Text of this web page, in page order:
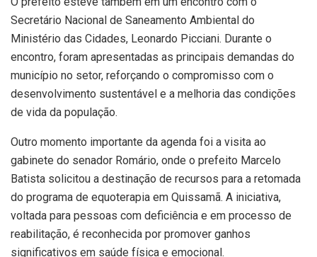
Secretário Nacional de Saneamento Ambiental do
Ministério das Cidades, Leonardo Picciani. Durante o
encontro, foram apresentadas as principais demandas do
município no setor, reforçando o compromisso com o
desenvolvimento sustentável e a melhoria das condições
de vida da população.
Outro momento importante da agenda foi a visita ao
gabinete do senador Romário, onde o prefeito Marcelo
Batista solicitou a destinação de recursos para a retomada
do programa de equoterapia em Quissamã. A iniciativa,
voltada para pessoas com deficiência e em processo de
reabilitação, é reconhecida por promover ganhos
significativos em saúde física e emocional.